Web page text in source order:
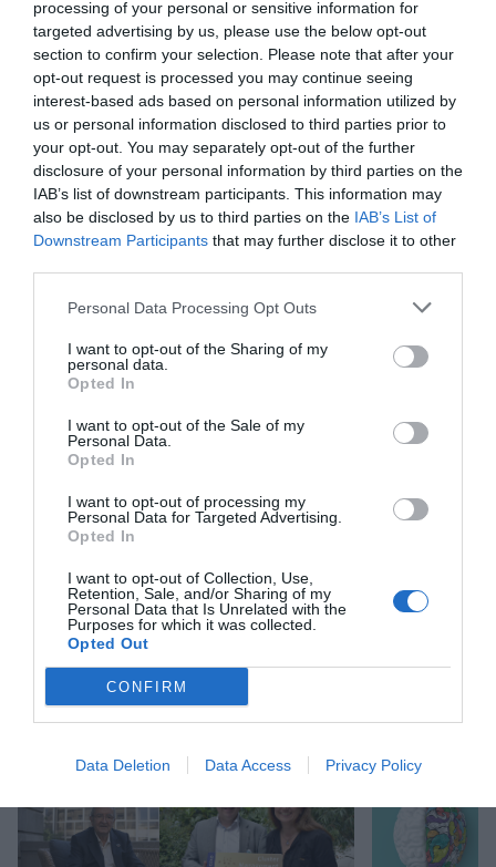
processing of your personal or sensitive information for
targeted advertising by us, please use the below opt-out
section to confirm your selection. Please note that after your
opt-out request is processed you may continue seeing
interest-based ads based on personal information utilized by
us or personal information disclosed to third parties prior to
your opt-out. You may separately opt-out of the further
disclosure of your personal information by third parties on the
IAB’s list of downstream participants. This information may
also be disclosed by us to third parties on the IAB’s List of
Downstream Participants that may further disclose it to other
Personal Data Processing Opt Outs
I want to opt-out of the Sharing of my
personal data.
Opted In
I want to opt-out of the Sale of my
Personal Data.
Opted In
I want to opt-out of processing my
Personal Data for Targeted Advertising.
Opted In
I want to opt-out of Collection, Use,
Retention, Sale, and/or Sharing of my
Personal Data that Is Unrelated with the
Purposes for which it was collected.
Opted Out
CONFIRM
Data Deletion Data Access Privacy Policy
poden ser un canvi en l'estat d'ànim o en el
comportament, en la forma d'interactuar amb els
altres, si una persona s'ha aïllat de la feina, una
manca de motivació o de concentració, o si se
sent cansada o ansiosa", explica Henke. “Tot i que
un bon líder és accessible, moltes persones
només se senten còmodes obrint-se amb els més
propers. El més important és que, quan algú
AfegirVIA Empresa
com a font preferida de
Google de forma gratuïta
ACTIVAR ARA
RELACIONADES